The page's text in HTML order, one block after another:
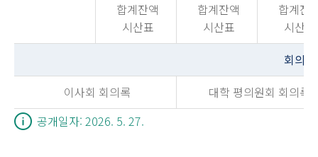
합계잔액
시산표
합계잔액
시산표
합계잔
시산표
회의록
이사회 회의록
대학 평의원회 회의록
공개일자: 2026. 5. 27.